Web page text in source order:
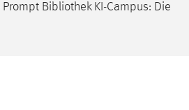
Prompt BibliothekKI-Campus: Die